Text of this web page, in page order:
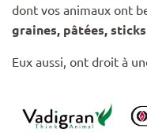
dont vos animaux ont
graines, pâtées, sticks
Eux aussi, ont droit à